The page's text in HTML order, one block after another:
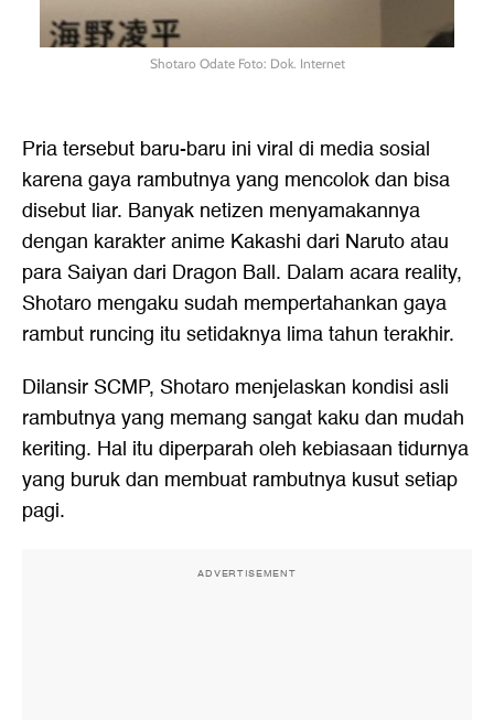
Shotaro Odate Foto: Dok. Internet
Pria tersebut baru-baru ini viral di media sosial
karena gaya rambutnya yang mencolok dan bisa
disebut liar. Banyak netizen menyamakannya
dengan karakter anime Kakashi dari Naruto atau
para Saiyan dari Dragon Ball. Dalam acara reality,
Shotaro mengaku sudah mempertahankan gaya
rambut runcing itu setidaknya lima tahun terakhir.
Dilansir SCMP, Shotaro menjelaskan kondisi asli
rambutnya yang memang sangat kaku dan mudah
keriting. Hal itu diperparah oleh kebiasaan tidurnya
yang buruk dan membuat rambutnya kusut setiap
pagi.
ADVERTISEMENT